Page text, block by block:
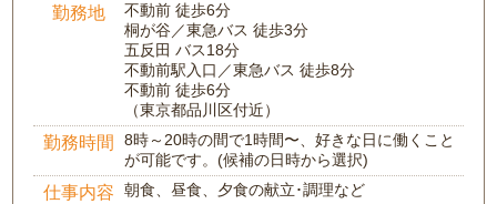
勤務地
不動前 徒歩6分
桐が谷／東急バス 徒歩3分
五反田 バス18分
不動前駅入口／東急バス 徒歩8分
不動前 徒歩6分
（東京都品川区付近）
勤務時間
8時～20時の間で1時間〜、好きな日に働くこと
が可能です。(候補の日時から選択)
仕事内容 朝食、昼食、夕食の献立･調理など